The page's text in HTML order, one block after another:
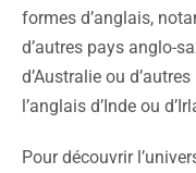
formes d’anglais,
d’autres pays anglo-
d’Australie ou
l’anglais d’Inde ou
Pour découvrir